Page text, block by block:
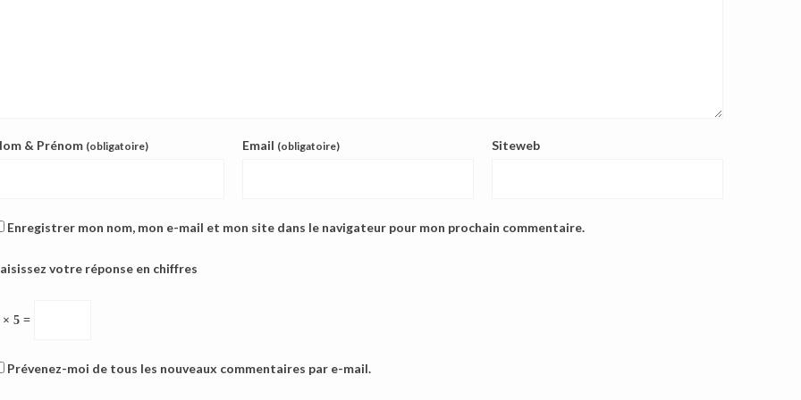
& Prénom (obligatoire) Email (obligatoire) Siteweb
Enregistrer mon nom, mon e-mail et mon site dans le navigateur pour mon prochain commentaire.
votre réponse en chiffres
× 5 =
Prévenez-moi de tous les nouveaux commentaires par e-mail.